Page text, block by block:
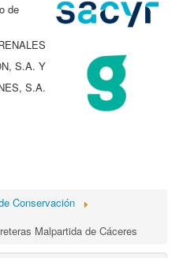
de
S.A. Y
S.A.
Conservación
Malpartida de Cáceres